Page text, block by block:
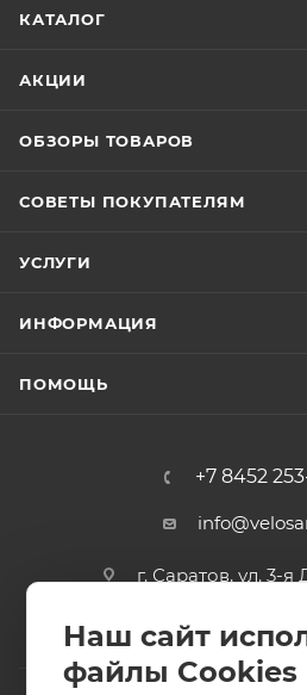
КАТАЛОГ
АКЦИИ
ОБЗОРЫ ТОВАРОВ
СОВЕТЫ ПОКУПАТЕЛЯМ
УСЛУГИ
ИНФОРМАЦИЯ
ПОМОЩЬ
+7 8452
г. Саратов, ул. 3-я
Наш сайт
файлы Cookies